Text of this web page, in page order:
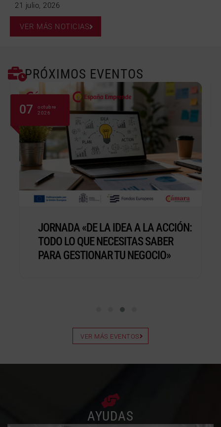
21 julio, 2026
VER MÁS NOTICIAS
PRÓXIMOS EVENTOS
07
octubre
2026
JORNADA «DE LA IDEA A LA ACCIÓN:
TODO LO QUE NECESITAS SABER
PARA GESTIONAR TU NEGOCIO»
VER MÁS EVENTOS
AYUDAS